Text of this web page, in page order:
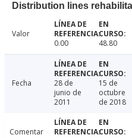
Distribution lines
Valor
0.00
48.80
Fecha
28 de
junio de
2011
15 de
octubre
de 2018
Comentar